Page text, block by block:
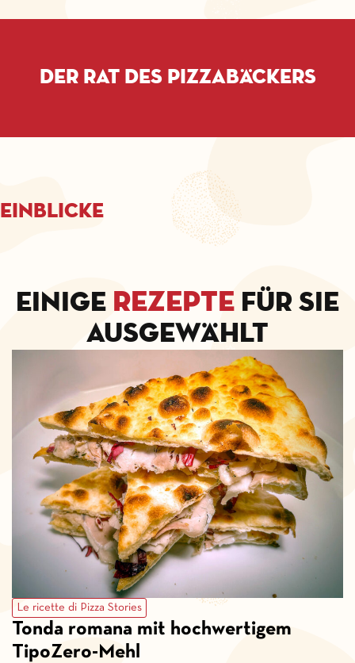
Der Rat des Pizzabäckers
Einblicke
Einige Rezepte für Sie
ausgewählt
Le ricette di Pizza Stories
Tonda romana mit hochwertigem
TipoZero-Mehl